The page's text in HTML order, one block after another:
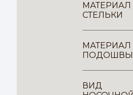
МАТЕРИАЛ
СТЕЛЬКИ
МАТЕРИАЛ
ПОДОШВЫ
ВИД